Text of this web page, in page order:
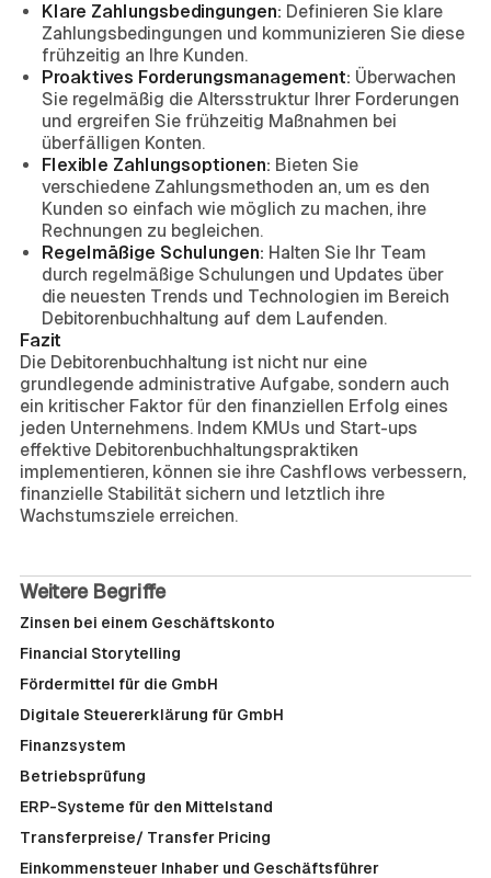
Klare Zahlungsbedingungen: Definieren Sie klare
Zahlungsbedingungen und kommunizieren Sie diese
frühzeitig an Ihre Kunden.
Proaktives Forderungsmanagement: Überwachen
Sie regelmäßig die Altersstruktur Ihrer Forderungen
und ergreifen Sie frühzeitig Maßnahmen bei
überfälligen Konten.
Flexible Zahlungsoptionen: Bieten Sie
verschiedene Zahlungsmethoden an, um es den
Kunden so einfach wie möglich zu machen, ihre
Rechnungen zu begleichen.
Regelmäßige Schulungen: Halten Sie Ihr Team
durch regelmäßige Schulungen und Updates über
die neuesten Trends und Technologien im Bereich
Debitorenbuchhaltung auf dem Laufenden.
Fazit
Die Debitorenbuchhaltung ist nicht nur eine
grundlegende administrative Aufgabe, sondern auch
ein kritischer Faktor für den finanziellen Erfolg eines
jeden Unternehmens. Indem KMUs und Start-ups
effektive Debitorenbuchhaltungspraktiken
implementieren, können sie ihre Cashflows verbessern,
finanzielle Stabilität sichern und letztlich ihre
Wachstumsziele erreichen.
Weitere Begriffe
Zinsen bei einem Geschäftskonto
Financial Storytelling
Fördermittel für die GmbH
Digitale Steuererklärung für GmbH
Finanzsystem
Betriebsprüfung
ERP-Systeme für den Mittelstand
Transferpreise/ Transfer Pricing
Einkommensteuer Inhaber und Geschäftsführer